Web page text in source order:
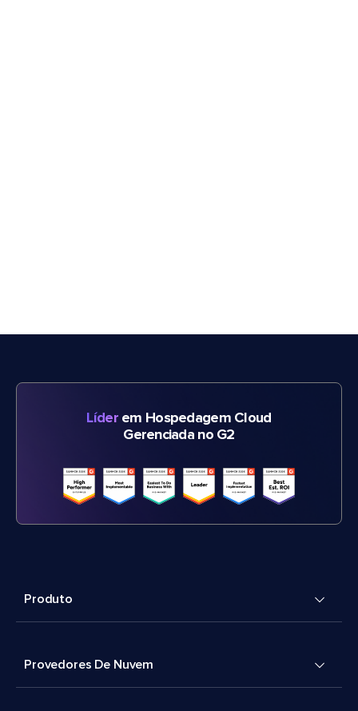
Líderem Hospedagem Cloud
Gerenciada no G2
Produto
Provedores De Nuvem